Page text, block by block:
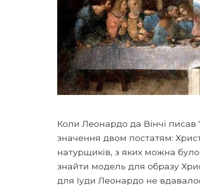
Коли Леонардо да Вінчі
значення двом постатям:
натурщиків, з яких можна
знайти модель для образу
для Іуди Леонардо не